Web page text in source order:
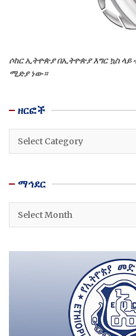
ሶከር ኢትዮጵያ በኢትዮጵያ እግር ኳስ ላይ
ሚድያ ነው።
ዘርፎች
ዘርፎች
ማኅደር
ማኅደር